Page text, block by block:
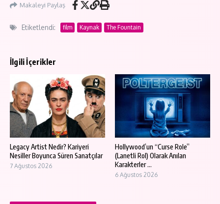
Makaleyi Paylaş
Etiketlendi: film Kaynak The Fountain
İlgili İçerikler
Legacy Artist Nedir? Kariyeri
Nesiller Boyunca Süren Sanatçılar
7 Ağustos 2026
Hollywood’un “Curse Role”
(Lanetli Rol) Olarak Anılan
Karakterler ...
6 Ağustos 2026